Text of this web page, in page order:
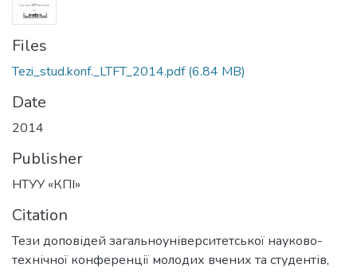
Files
Tezi_stud.konf._LTFT_2014.pdf(6.84 MB)
Date
2014
Publisher
НТУУ «КПІ»
Citation
Тези доповідей загальноуніверситетської науково-
технічної конференції молодих вчених та студентів,